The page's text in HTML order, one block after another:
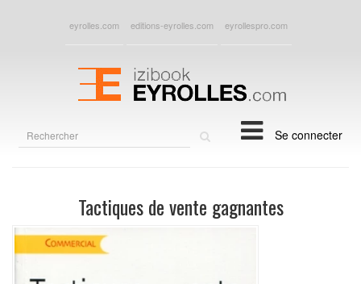
eyrolles.com editions-eyrolles.com eyrollespro.com
Se connecter
Tactiques de vente gagnantes